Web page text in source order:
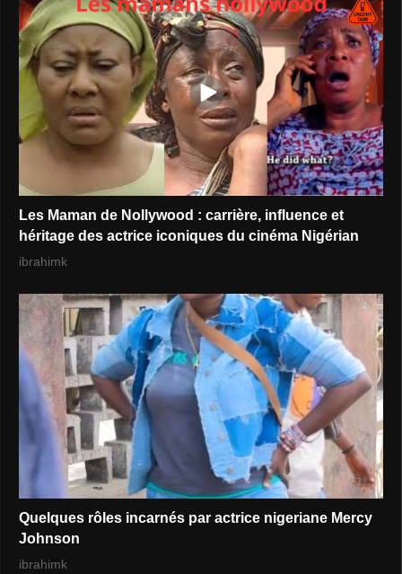
Les Maman de Nollywood : carrière, influence et
héritage des actrice iconiques du cinéma Nigérian
ibrahimk
Quelques rôles incarnés par actrice nigeriane Mercy
Johnson
ibrahimk